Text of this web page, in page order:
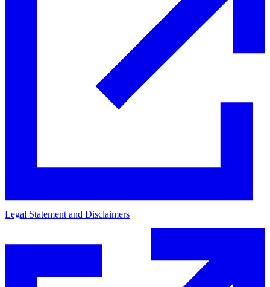
Legal Statement and Disclaimers